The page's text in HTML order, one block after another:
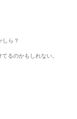
ら？
るのかもしれない。